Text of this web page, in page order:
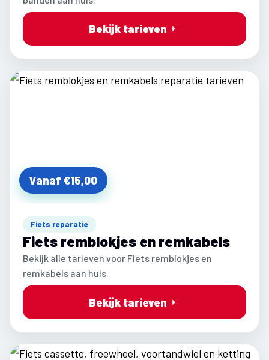
Bekijk tarieven
Vanaf €15,00
Fiets reparatie
Fiets remblokjes en remkabels
Bekijk alle tarieven voor Fiets remblokjes en
remkabels aan huis.
Bekijk tarieven